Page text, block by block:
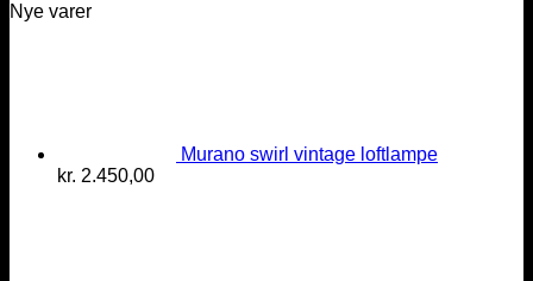
Nye varer
Murano swirl vintage loftlampe
kr. 2.450,00